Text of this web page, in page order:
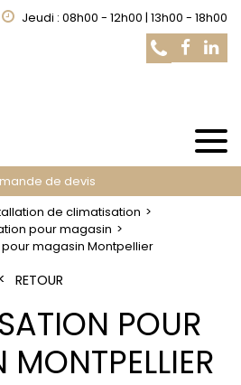
Jeudi : 08h00 - 12h00 | 13h00 - 18h00
de devis
de climatisation
pour magasin
magasin Montpellier
RETOUR
POUR